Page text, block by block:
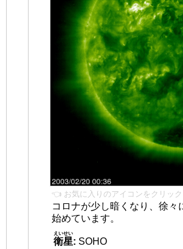
👈 お気に入りのアイコンをクリック
コロナが少し暗くなり、徐々
始めています。
衛星
えいせい
: SOHO